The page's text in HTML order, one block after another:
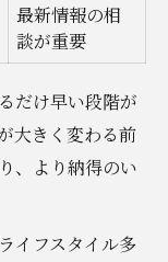
最新情報の相
談が重要
だけ早い段階が
大きく変わる前
、より納得のい
イフスタイル多